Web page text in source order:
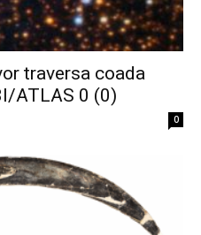
traversa coada
ATLAS 0 (0)
0